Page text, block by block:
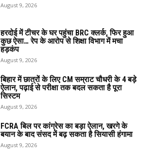
August 9, 2026
हरदोई में टीचर के घर पहुंचा BRC क्लर्क, फिर हुआ
कुछ ऐसा… रेप के आरोप से शिक्षा विभाग में मचा
हड़कंप
August 9, 2026
बिहार में छात्रों के लिए CM सम्राट चौधरी के 4 बड़े
ऐलान, पढ़ाई से परीक्षा तक बदल सकता है पूरा
सिस्टम
August 9, 2026
FCRA बिल पर कांग्रेस का बड़ा ऐलान, खरगे के
बयान के बाद संसद में बढ़ सकता है सियासी हंगामा
August 9, 2026